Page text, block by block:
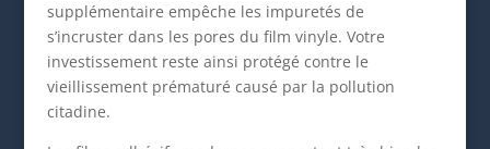
supplémentaire empêche les impuretés de
s’incruster dans les pores du film vinyle. Votre
investissement reste ainsi protégé contre le
vieillissement prématuré causé par la pollution
citadine.